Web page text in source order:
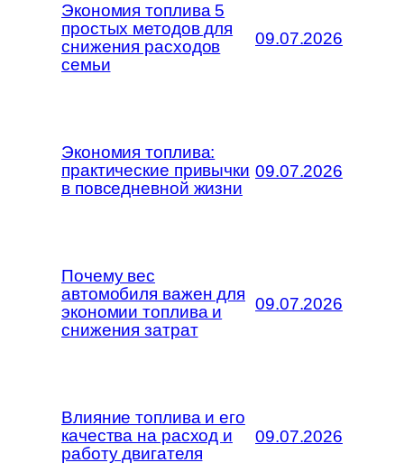
Экономия топлива 5
простых методов для
снижения расходов
семьи
09.07.2026
Экономия топлива:
практические привычки
в повседневной жизни
09.07.2026
Почему вес
автомобиля важен для
экономии топлива и
снижения затрат
09.07.2026
Влияние топлива и его
качества на расход и
работу двигателя
09.07.2026